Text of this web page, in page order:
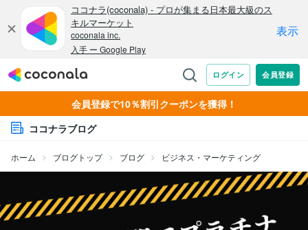
会員登録で10％割引クーポンを獲得！
ココナラブログ
ホーム ブログトップ ブログ ビジネス・マーケティング